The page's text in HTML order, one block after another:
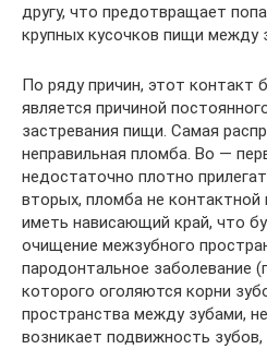
другу, что предотвращает
крупных кусочков пищи между
По ряду причин, этот контакт
является причиной
застревания пищи. Самая
неправильная пломба. Во —
недостаточно плотно
вторых, пломба не
иметь нависающий край, что
очищение межзубного
пародонтальное заболевание
которого оголяются корни
пространства между зубами,
возникает подвижность